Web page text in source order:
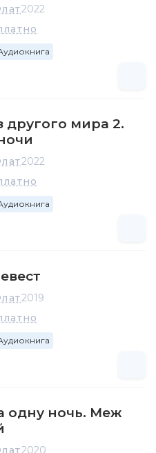
2022
другого мира 2.
2022
2019
одну ночь. Меж
2020